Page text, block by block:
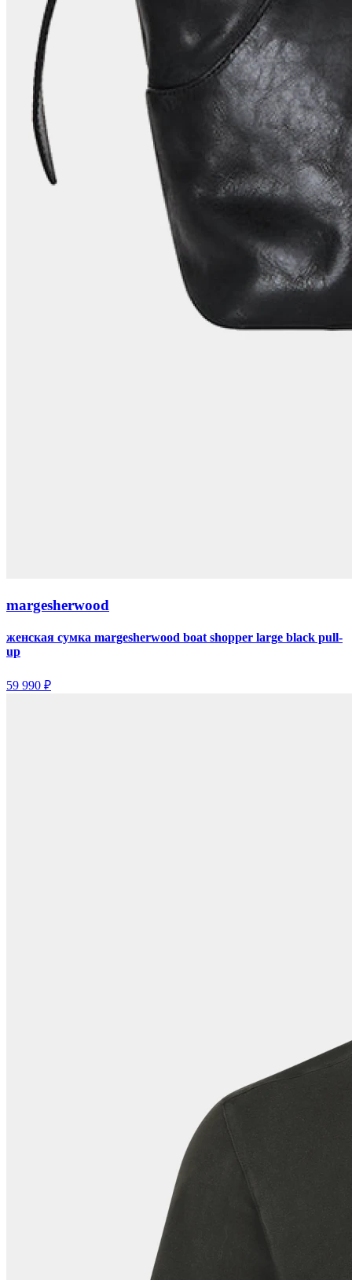
margesherwood
женская сумка margesherwood boat shopper large black pull-
up
59 990 ₽